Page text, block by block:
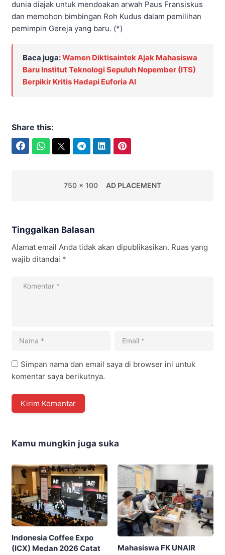
dunia diajak untuk mendoakan arwah Paus Fransiskus
dan memohon bimbingan Roh Kudus dalam pemilihan
pemimpin Gereja yang baru.​ (*)
Baca juga:Wamen Diktisaintek Ajak Mahasiswa
Baru Institut Teknologi Sepuluh Nopember (ITS)
Berpikir Kritis Hadapi Euforia AI
Share this:
750 x 100 AD PLACEMENT
Tinggalkan Balasan
Alamat email Anda tidak akan dipublikasikan. Ruas yang
wajib ditandai *
Simpan nama dan email saya di browser ini untuk
komentar saya berikutnya.
Kamu mungkin juga suka
Indonesia Coffee Expo
(ICX) Medan 2026 Catat
Mahasiswa FK UNAIR